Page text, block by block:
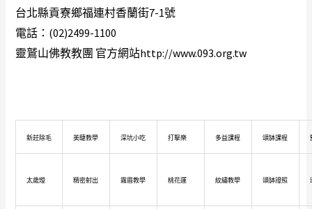
台北縣貢寮鄉福連村香蘭街7-1號
電話：(02)2499-1100
靈鷲山佛教教團 官方網站http://www.093.org.tw
新莊除毛 美睫教學 深坑小吃 打擊樂 多益課程 頌缽課程
太歲燈 精密射出 霧眉教學 桃花運 紋繡教學 頌缽證照